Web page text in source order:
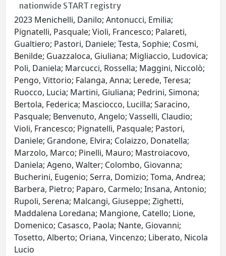
nationwide START registry
2023 Menichelli, Danilo; Antonucci, Emilia;
Pignatelli, Pasquale; Violi, Francesco; Palareti,
Gualtiero; Pastori, Daniele; Testa, Sophie; Cosmi,
Benilde; Guazzaloca, Giuliana; Migliaccio, Ludovica;
Poli, Daniela; Marcucci, Rossella; Maggini, Niccolò;
Pengo, Vittorio; Falanga, Anna; Lerede, Teresa;
Ruocco, Lucia; Martini, Giuliana; Pedrini, Simona;
Bertola, Federica; Masciocco, Lucilla; Saracino,
Pasquale; Benvenuto, Angelo; Vasselli, Claudio;
Violi, Francesco; Pignatelli, Pasquale; Pastori,
Daniele; Grandone, Elvira; Colaizzo, Donatella;
Marzolo, Marco; Pinelli, Mauro; Mastroiacovo,
Daniela; Ageno, Walter; Colombo, Giovanna;
Bucherini, Eugenio; Serra, Domizio; Toma, Andrea;
Barbera, Pietro; Paparo, Carmelo; Insana, Antonio;
Rupoli, Serena; Malcangi, Giuseppe; Zighetti,
Maddalena Loredana; Mangione, Catello; Lione,
Domenico; Casasco, Paola; Nante, Giovanni;
Tosetto, Alberto; Oriana, Vincenzo; Liberato, Nicola
Lucio